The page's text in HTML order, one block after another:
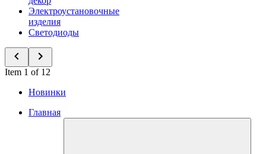
Электроустановочные
изделия
Светодиоды
Item 1 of 12
Новинки
Главная